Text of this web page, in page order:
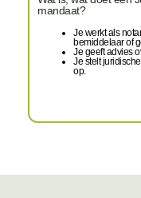
mandaat?
Je werkt als
bemiddelaar of
Je geeft advies
Je stelt
op.